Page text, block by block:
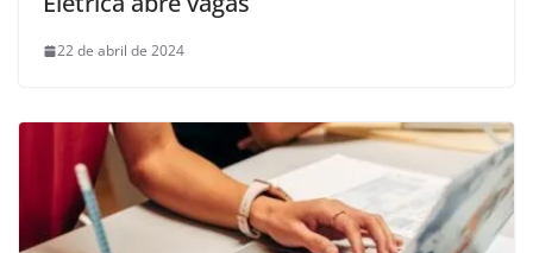
22 de abril de 2024